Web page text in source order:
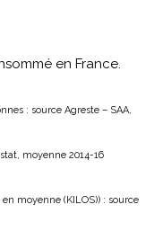
en France.
: source Agreste – SAA,
moyenne 2014-16
moyenne (KILOS)) : source